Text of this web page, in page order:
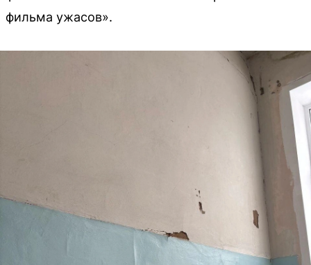
фильма ужасов».